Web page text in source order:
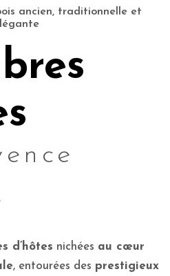
d’hôtes nichées au cœur
, entourées des prestigieux